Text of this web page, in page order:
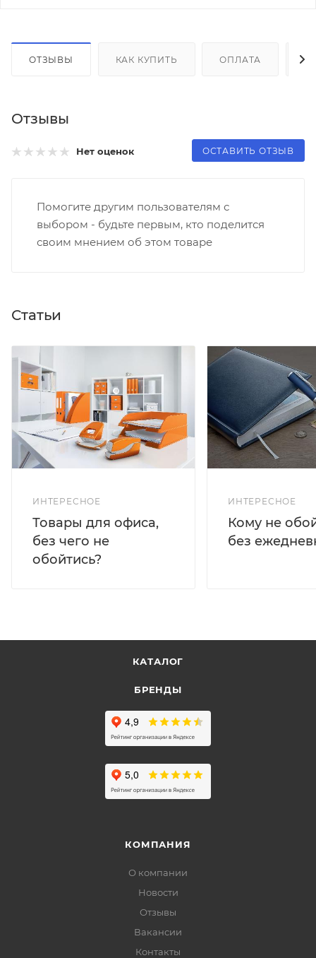
ОТЗЫВЫ КАК КУПИТЬ ОПЛАТА
Отзывы
Нет оценок ОСТАВИТЬ ОТЗЫВ
Помогите другим пользователям с
выбором - будьте первым, кто поделится
своим мнением об этом товаре
Статьи
ИНТЕРЕСНОЕ
Товары для офиса,
без чего не
обойтись?
ИНТЕРЕСНОЕ
Кому не
без
КАТАЛОГ
БРЕНДЫ
КОМПАНИЯ
О компании
Новости
Отзывы
Вакансии
Контакты